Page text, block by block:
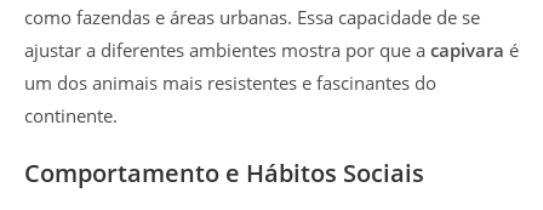
como fazendas e áreas urbanas. Essa capacidade de se
ajustar a diferentes ambientes mostra por que a capivara é
um dos animais mais resistentes e fascinantes do
continente.
Comportamento e Hábitos Sociais